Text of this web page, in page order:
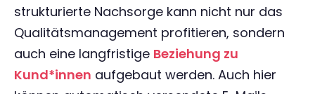
strukturierte Nachsorge kann nicht nur das
Qualitätsmanagement profitieren, sondern
auch eine langfristige Beziehung zu
Kund*innen aufgebaut werden. Auch hier